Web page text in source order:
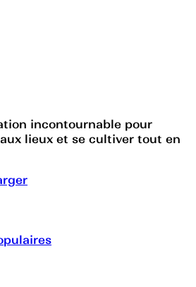
incontournable pour
lieux et se cultiver tout en